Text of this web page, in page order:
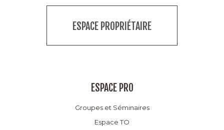
ESPACE PROPRIÉTAIRE
ESPACE PRO
Groupes et Séminaires
Espace TO